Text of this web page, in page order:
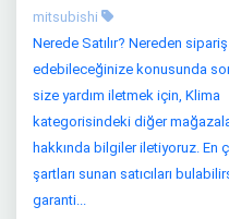
mitsubishi
Nerede Satılır? Nereden sipariş
edebileceğinize konusunda
size yardım iletmek için, Klima
kategorisindeki diğer
hakkında bilgiler iletiyoruz. En
şartları sunan satıcıları
garanti...